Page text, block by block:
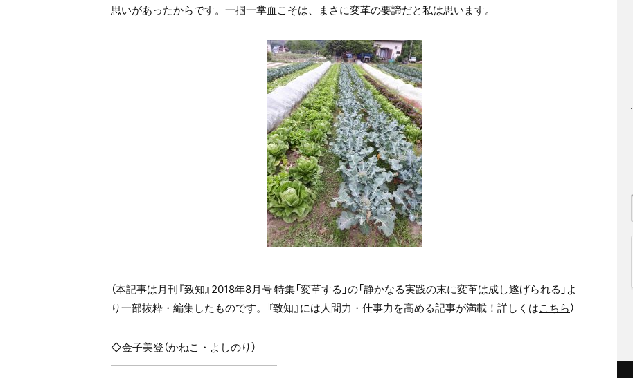
思いがあったからです。一掴一掌血こそは、まさに変革の要諦だと私は思います。
（本記事は月刊『致知』2018年8月号特集「変革する」の「静かなる実践の末に変革は成し遂げられる」よ
り一部抜粋・編集したものです。『致知』には人間力・仕事力を高める記事が満載！詳しくはこちら）
◇金子美登（かねこ・よしのり）
━━━━━━━━━━━━━━━━